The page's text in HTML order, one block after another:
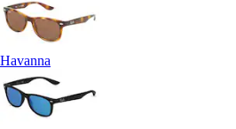
Havanna